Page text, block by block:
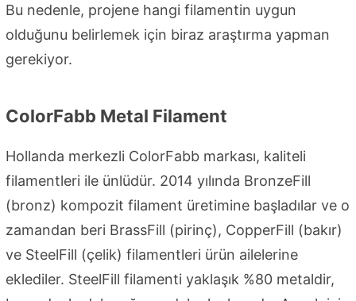
Bu nedenle, projene hangi filamentin uygun
olduğunu belirlemek için biraz araştırma yapman
gerekiyor.
ColorFabb Metal Filament
Hollanda merkezli ColorFabb markası, kaliteli
filamentleri ile ünlüdür. 2014 yılında BronzeFill
(bronz) kompozit filament üretimine başladılar ve o
zamandan beri BrassFill (pirinç), CopperFill (bakır)
ve SteelFill (çelik) filamentleri ürün ailelerine
eklediler. SteelFill filamenti yaklaşık %80 metaldir,